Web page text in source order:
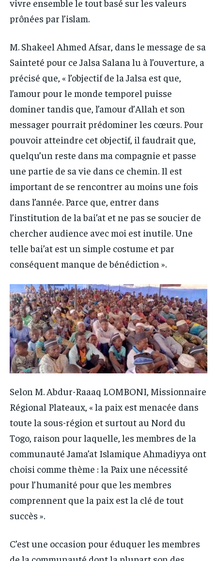
vivre ensemble le tout basé sur les valeurs
prônées par l’islam.
M. Shakeel Ahmed Afsar, dans le message de sa
Sainteté pour ce Jalsa Salana lu à l’ouverture, a
précisé que, « l’objectif de la Jalsa est que,
l’amour pour le monde temporel puisse
dominer tandis que, l’amour d’Allah et son
messager pourrait prédominer les cœurs. Pour
pouvoir atteindre cet objectif, il faudrait que,
quelqu’un reste dans ma compagnie et passe
une partie de sa vie dans ce chemin. Il est
important de se rencontrer au moins une fois
dans l’année. Parce que, entrer dans
l’institution de la bai’at et ne pas se soucier de
chercher audience avec moi est inutile. Une
telle bai’at est un simple costume et par
conséquent manque de bénédiction ».
Selon M. Abdur-Raaaq LOMBONI, Missionnaire
Régional Plateaux, « la paix est menacée dans
toute la sous-région et surtout au Nord du
Togo, raison pour laquelle, les membres de la
communauté Jama’at Islamique Ahmadiyya ont
choisi comme thème : la Paix une nécessité
pour l’humanité pour que les membres
comprennent que la paix est la clé de tout
succès ».
C’est une occasion pour éduquer les membres